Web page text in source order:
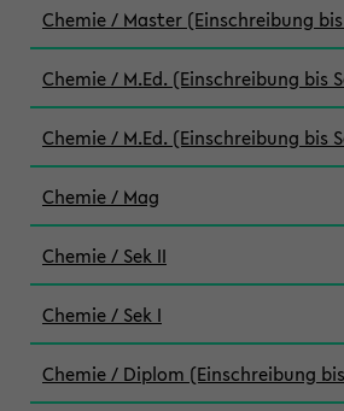
Chemie / Master (Einschreibung bis
Chemie / M.Ed. (Einschreibung bis
Chemie / M.Ed. (Einschreibung bis
Chemie / Mag
Chemie / Sek II
Chemie / Sek I
Chemie / Diplom (Einschreibung